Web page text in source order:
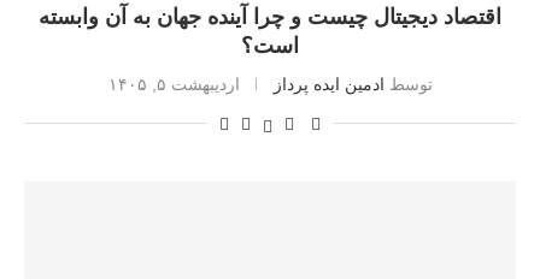
اقتصاد دیجیتال چیست و چرا آینده جهان به آن وابسته
است؟
توسط ادمین ایده پرداز اردیبهشت ۵, ۱۴۰۵